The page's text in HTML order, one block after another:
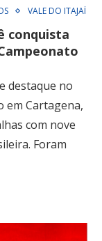
VALE DO ITAJAÍ
conquista
destaque no
em Cartagena,
com nove
Foram